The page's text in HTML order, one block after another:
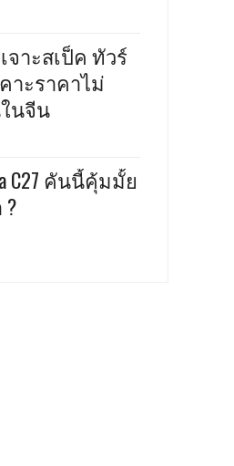
เจาะสเป็ค ทัวร์
าะราคาไม่
นจีน
C27 คันนี้คุ้มมั้ย